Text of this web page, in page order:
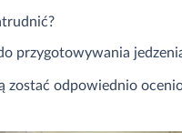
przygotowywania
zostać odpowiednio